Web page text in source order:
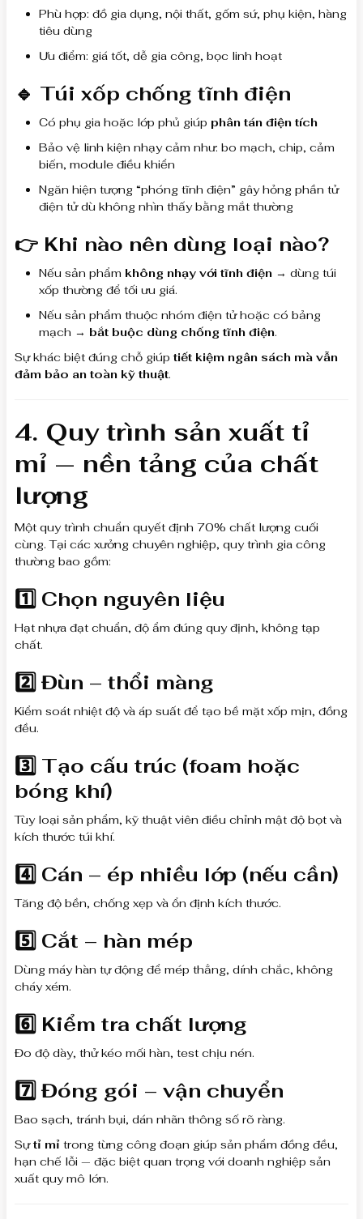
Phù hợp: đồ gia dụng, nội thất, gốm sứ, phụ kiện, hàng
tiêu dùng
Ưu điểm: giá tốt, dễ gia công, bọc linh hoạt
🔹 Túi xốp chống tĩnh điện
Có phụ gia hoặc lớp phủ giúp phân tán điện tích
Bảo vệ linh kiện nhạy cảm như: bo mạch, chip, cảm
biến, module điều khiển
Ngăn hiện tượng “phóng tĩnh điện” gây hỏng phần tử
điện tử dù không nhìn thấy bằng mắt thường
👉 Khi nào nên dùng loại nào?
Nếu sản phẩm không nhạy với tĩnh điện → dùng túi
xốp thường để tối ưu giá.
Nếu sản phẩm thuộc nhóm điện tử hoặc có bảng
mạch → bắt buộc dùng chống tĩnh điện.
Sự khác biệt đúng chỗ giúp tiết kiệm ngân sách mà vẫn
đảm bảo an toàn kỹ thuật.
4. Quy trình sản xuất tỉ
mỉ — nền tảng của chất
lượng
Một quy trình chuẩn quyết định 70% chất lượng cuối
cùng. Tại các xưởng chuyên nghiệp, quy trình gia công
thường bao gồm:
1️⃣ Chọn nguyên liệu
Hạt nhựa đạt chuẩn, độ ẩm đúng quy định, không tạp
chất.
2️⃣ Đùn – thổi màng
Kiểm soát nhiệt độ và áp suất để tạo bề mặt xốp mịn, đồng
đều.
3️⃣ Tạo cấu trúc (foam hoặc
bóng khí)
Tùy loại sản phẩm, kỹ thuật viên điều chỉnh mật độ bọt và
kích thước túi khí.
4️⃣ Cán – ép nhiều lớp (nếu cần)
Tăng độ bền, chống xẹp và ổn định kích thước.
5️⃣ Cắt – hàn mép
Dùng máy hàn tự động để mép thẳng, dính chắc, không
cháy xém.
6️⃣ Kiểm tra chất lượng
Đo độ dày, thử kéo mối hàn, test chịu nén.
7️⃣ Đóng gói – vận chuyển
Bao sạch, tránh bụi, dán nhãn thông số rõ ràng.
Sựtỉ mỉ trong từng công đoạn giúp sản phẩm đồng đều,
hạn chế lỗi — đặc biệt quan trọng với doanh nghiệp sản
xuất quy mô lớn.